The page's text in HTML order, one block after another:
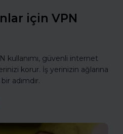
için VPN
kullanımı, güvenli internet
korur. İş yerinizin ağlarına
adımdır.